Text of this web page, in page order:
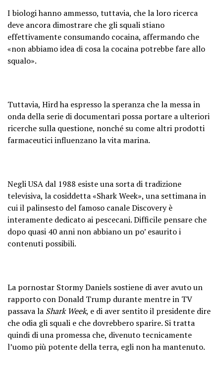
I biologi hanno ammesso, tuttavia, che la loro ricerca
deve ancora dimostrare che gli squali stiano
effettivamente consumando cocaina, affermando che
«non abbiamo idea di cosa la cocaina potrebbe fare allo
squalo».
Tuttavia, Hird ha espresso la speranza che la messa in
onda della serie di documentari possa portare a ulteriori
ricerche sulla questione, nonché su come altri prodotti
farmaceutici influenzano la vita marina.
Negli USA dal 1988 esiste una sorta di tradizione
televisiva, la cosiddetta «Shark Week», una settimana in
cui il palinsesto del famoso canale Discovery è
interamente dedicato ai pescecani. Difficile pensare che
dopo quasi 40 anni non abbiano un po’ esaurito i
contenuti possibili.
La pornostar Stormy Daniels sostiene di aver avuto un
rapporto con Donald Trump durante mentre in TV
passava la Shark Week, e di aver sentito il presidente dire
che odia gli squali e che dovrebbero sparire. Si tratta
quindi di una promessa che, divenuto tecnicamente
l’uomo più potente della terra, egli non ha mantenuto.